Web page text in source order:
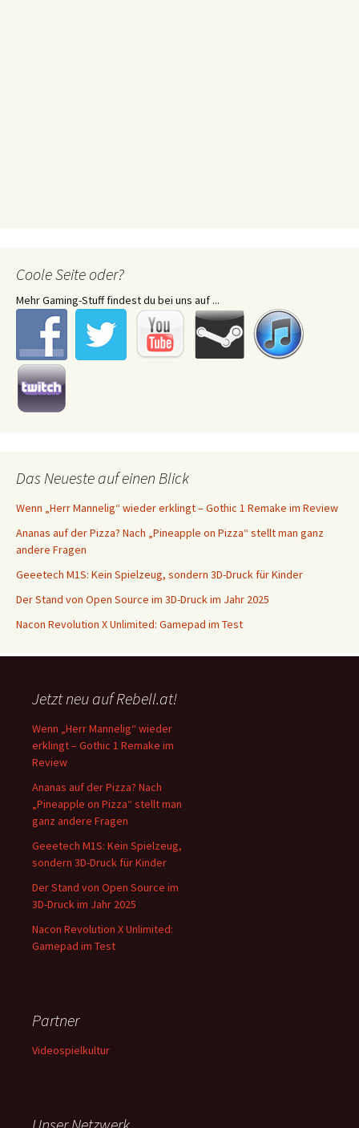
Coole Seite oder?
Mehr Gaming-Stuff findest du bei uns auf ...
Das Neueste auf einen Blick
Wenn „Herr Mannelig“ wieder erklingt – Gothic 1 Remake im Review
Ananas auf der Pizza? Nach „Pineapple on Pizza“ stellt man ganz
andere Fragen
Geeetech M1S: Kein Spielzeug, sondern 3D-Druck für Kinder
Der Stand von Open Source im 3D-Druck im Jahr 2025
Nacon Revolution X Unlimited: Gamepad im Test
Jetzt neu auf Rebell.at!
Wenn „Herr Mannelig“ wieder
erklingt – Gothic 1 Remake im
Review
Ananas auf der Pizza? Nach
„Pineapple on Pizza“ stellt man
ganz andere Fragen
Geeetech M1S: Kein Spielzeug,
sondern 3D-Druck für Kinder
Der Stand von Open Source im
3D-Druck im Jahr 2025
Nacon Revolution X Unlimited:
Gamepad im Test
Partner
Videospielkultur